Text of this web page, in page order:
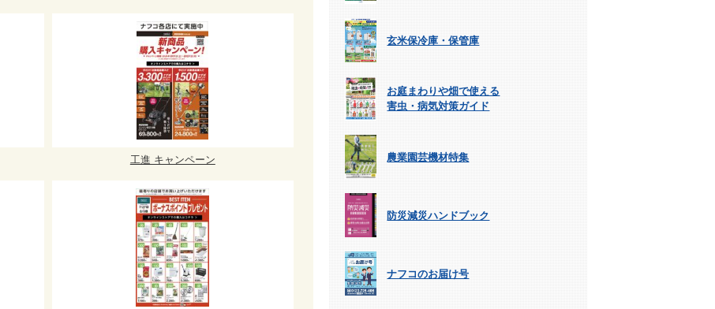
工進 キャンペーン
玄米保冷庫・保管庫
お庭まわりや畑で使える
害虫・病気対策ガイド
農業園芸機材特集
防災減災ハンドブック
ナフコのお届け号